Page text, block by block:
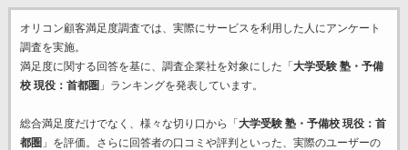
オリコン顧客満足度調査では、実際にサービスを利用した 人にアンケート
調査を実施。
満足度に関する回答を基に、調査企業社を対象にした「 大学受験 塾・予備
校 現役：首都圏 」ランキングを発表しています。
総合満足度だけでなく、様々な切り口から「 大学受験 塾・予備校 現役：首
都圏 」を評価。さらに回答者の口コミや評判といった、実際のユーザーの